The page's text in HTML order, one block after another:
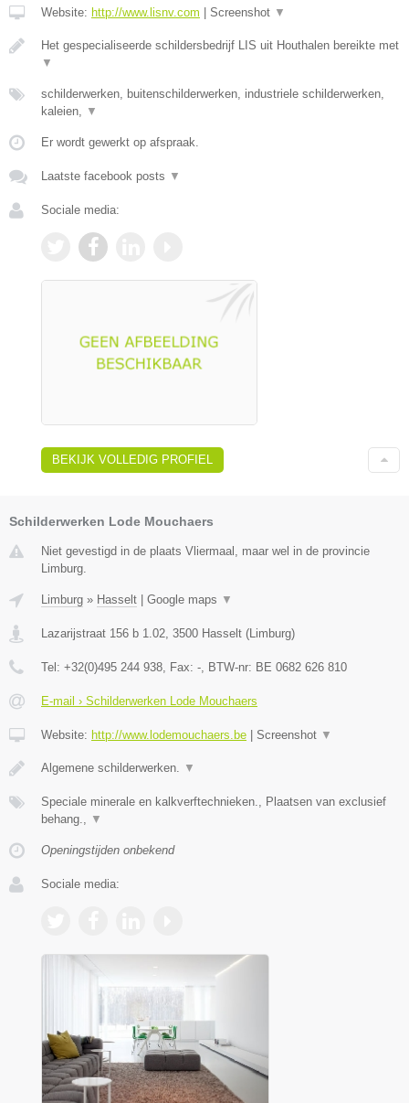
Website: http://www.lisnv.com Screenshot ▼
Het gespecialiseerde schildersbedrijf LIS uit Houthalen bereikte met
▼
schilderwerken, buitenschilderwerken, industriele schilderwerken,
kaleien, ▼
Er wordt gewerkt op afspraak.
Laatste facebook posts ▼
Sociale media:
BEKIJK VOLLEDIG PROFIEL
Schilderwerken Lode Mouchaers
Niet gevestigd in de plaats Vliermaal, maar wel in de provincie
Limburg.
Limburg » Hasselt Google maps ▼
Lazarijstraat 156 b 1.02, 3500 Hasselt (Limburg)
Tel: +32(0)495 244 938, Fax: -, BTW-nr: BE 0682 626 810
E-mail › Schilderwerken Lode Mouchaers
Website: http://www.lodemouchaers.be Screenshot ▼
Algemene schilderwerken. ▼
Speciale minerale en kalkverftechnieken., Plaatsen van exclusief
behang., ▼
Openingstijden onbekend
Sociale media: